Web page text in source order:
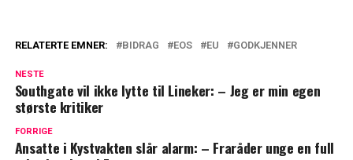
RELATERTE EMNER: BIDRAG EOS EU GODKJENNER
NESTE
Southgate vil ikke lytte til Lineker: – Jeg er min egen
største kritiker
FORRIGE
Ansatte i Kystvakten slår alarm: – Fraråder unge en full